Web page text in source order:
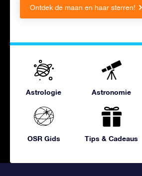
Ontdek de maan en haar sterren!
Astrologie Astronomie
OSR Gids Tips & Cadeaus